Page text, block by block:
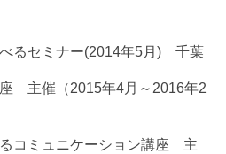
るセミナー(2014年5月) 千葉
主催（2015年4月～2016年2
コミュニケーション講座 主